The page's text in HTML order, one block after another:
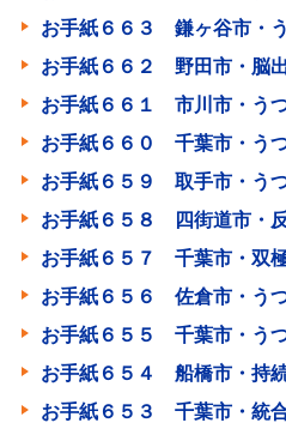
お手紙６６３ 鎌ヶ谷市・
お手紙６６２ 野田市・脳
お手紙６６１ 市川市・う
お手紙６６０ 千葉市・う
お手紙６５９ 取手市・う
お手紙６５８ 四街道市・
お手紙６５７ 千葉市・双
お手紙６５６ 佐倉市・う
お手紙６５５ 千葉市・う
お手紙６５４ 船橋市・持
お手紙６５３ 千葉市・統